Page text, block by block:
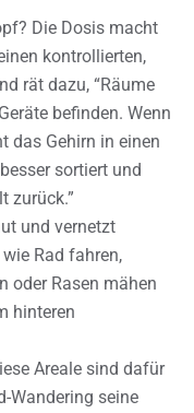
Die Dosis macht
kontrollierten,
rät dazu, “Räume
befinden. Wenn
das Gehirn in einen
sortiert und
zurück.”
und vernetzt
Rad fahren,
oder Rasen mähen
hinteren
Areale sind dafür
Wandering seine